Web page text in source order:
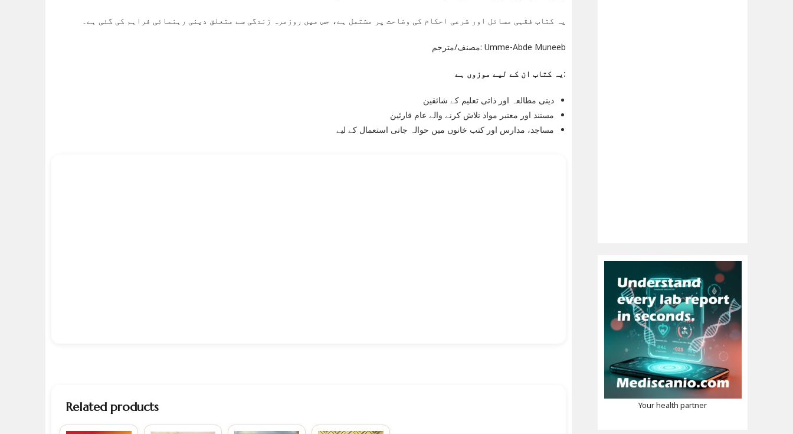
یہ کتاب فقہی مسائل اور شرعی احکام کی وضاحت پر مشتمل ہے، جس میں روزمرہ زندگی سے متعلق دینی رہنمائی فراہم کی گئی ہے۔
مصنف/مترجم: Umme-Abde Muneeb
یہ کتاب ان کے لیے موزوں ہے:
دینی مطالعہ اور ذاتی تعلیم کے شائقین
مستند اور معتبر مواد تلاش کرنے والے عام قارئین
مساجد، مدارس اور کتب خانوں میں حوالہ جاتی استعمال کے لیے
Related products Your health partner